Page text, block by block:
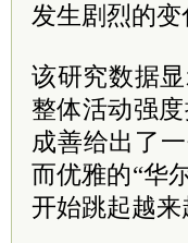
发生剧烈的变
该研究数据
整体活动强
成善给出了
而优雅的“华
开始跳起越来